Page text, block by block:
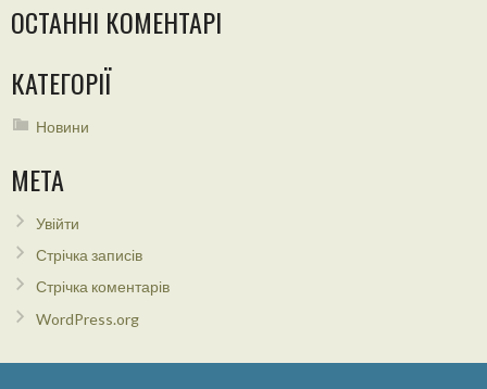
ОСТАННІ КОМЕНТАРІ
КАТЕГОРІЇ
Новини
МЕТА
Увійти
Стрічка записів
Стрічка коментарів
WordPress.org